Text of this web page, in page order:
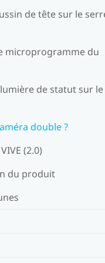
de tête sur le
microprogramme du
de statut sur le
double ?
(2.0)
du produit